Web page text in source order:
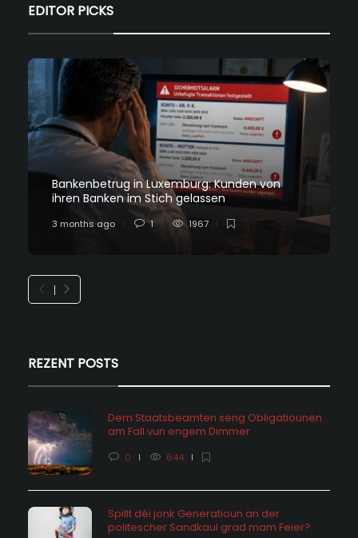
EDITOR PICKS
Bankenbetrug in Luxemburg: Kunden von
ihren Banken im Stich gelassen
3 months ago 1 1967
REZENT POSTS
Dem Staatsbeamten seng Obligatiounen
am Fall vun engem Dimmer
0 644
Spillt déi jonk Generatioun an der
politescher Sandkaul grad mam Feier?